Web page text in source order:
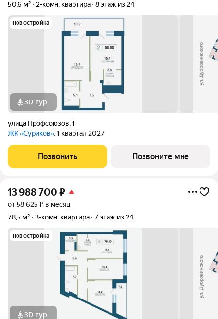
50,6 м²
2-комн. квартира 8 этаж из 24
новостройка
3D-тур
улица Профсоюзов,1
ЖК «Суриков», 1 квартал 2027
Позвонить Позвоните мне
13 988 700 ₽
от 58 625 ₽ в месяц
78,5 м²
3-комн. квартира 7 этаж из 24
новостройка
3D-тур